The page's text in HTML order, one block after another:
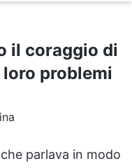
il coraggio di
problemi
parlava in modo